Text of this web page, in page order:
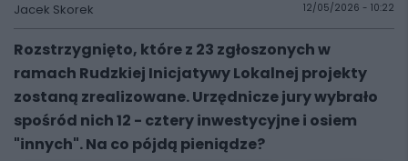
Jacek Skorek 12/05/2026 - 10:22
Rozstrzygnięto, które z 23 zgłoszonych w
ramach Rudzkiej Inicjatywy Lokalnej projekty
zostaną zrealizowane. Urzędnicze jury wybrało
spośród nich 12 - cztery inwestycyjne i osiem
"innych". Na co pójdą pieniądze?